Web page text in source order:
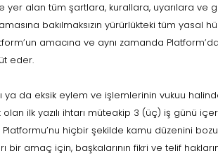
alan tüm şartlara, kurallara, uyarılara ve
bakılmaksızın yürürlükteki tüm yasal
amacına ve aynı zamanda
eder.
ya da eksik eylem ve işlemlerinin vukuu
ilk yazılı ihtarı müteakip 3 (üç) iş günü
hiçbir şekilde kamu düzenini
bir amaç için, başkalarının fikri ve telif